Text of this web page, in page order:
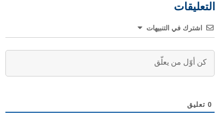
التعليقات
اشترك في التنبيهات
0 تعليق